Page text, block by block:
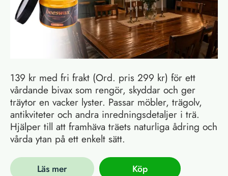
139 kr med fri frakt (Ord. pris 299 kr) för ett
vårdande bivax som rengör, skyddar och ger
träytor en vacker lyster. Passar möbler, trägolv,
antikviteter och andra inredningsdetaljer i trä.
Hjälper till att framhäva träets naturliga ådring och
vårda ytan på ett enkelt sätt.
Läs mer Köp